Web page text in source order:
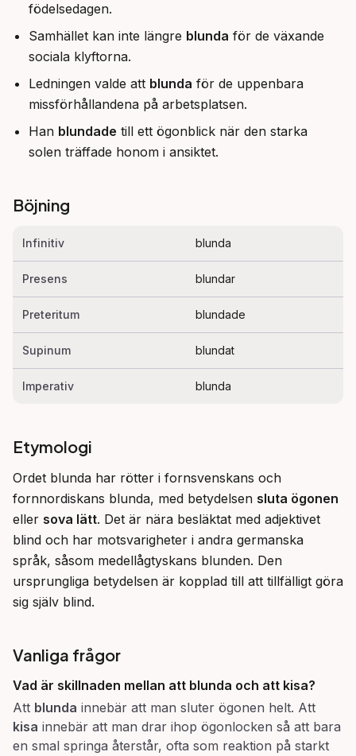
födelsedagen.
Samhället kan inte längre blunda för de växande
sociala klyftorna.
Ledningen valde att blunda för de uppenbara
missförhållandena på arbetsplatsen.
Han blundade till ett ögonblick när den starka
solen träffade honom i ansiktet.
Böjning
Infinitiv blunda
Presens blundar
Preteritum blundade
Supinum blundat
Imperativ blunda
Etymologi
Ordet blunda har rötter i fornsvenskans och
fornnordiskans blunda, med betydelsen sluta ögonen
eller sova lätt. Det är nära besläktat med adjektivet
blind och har motsvarigheter i andra germanska
språk, såsom medellågtyskans blunden. Den
ursprungliga betydelsen är kopplad till att tillfälligt göra
sig själv blind.
Vanliga frågor
Vad är skillnaden mellan att blunda och att kisa?
Att blunda innebär att man sluter ögonen helt. Att
kisa innebär att man drar ihop ögonlocken så att bara
en smal springa återstår, ofta som reaktion på starkt